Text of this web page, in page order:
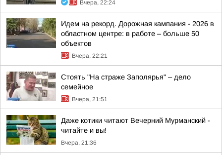
Вчера, 22:24
Идем на рекорд. Дорожная кампания - 2026 в
областном центре: в работе – больше 50
объектов
Вчера, 22:21
Стоять "На страже Заполярья" – дело
семейное
Вчера, 21:51
Даже котики читают Вечерний Мурманский -
читайте и вы!
Вчера, 21:36